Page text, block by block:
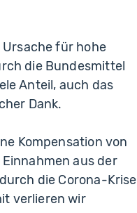
für hohe
die Bundesmittel
Anteil, auch das
Dank.
Kompensation von
aus der
die Corona-Krise
verlieren wir